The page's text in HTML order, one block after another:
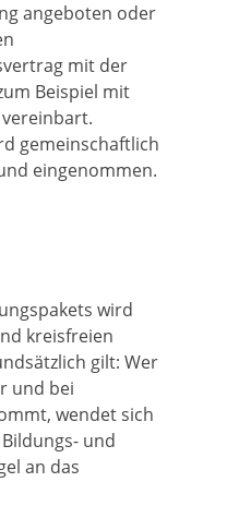
angeboten oder
mit der
Beispiel mit
gemeinschaftlich
eingenommen.
wird
kreisfreien
gilt: Wer
und bei
wendet sich
und
an das